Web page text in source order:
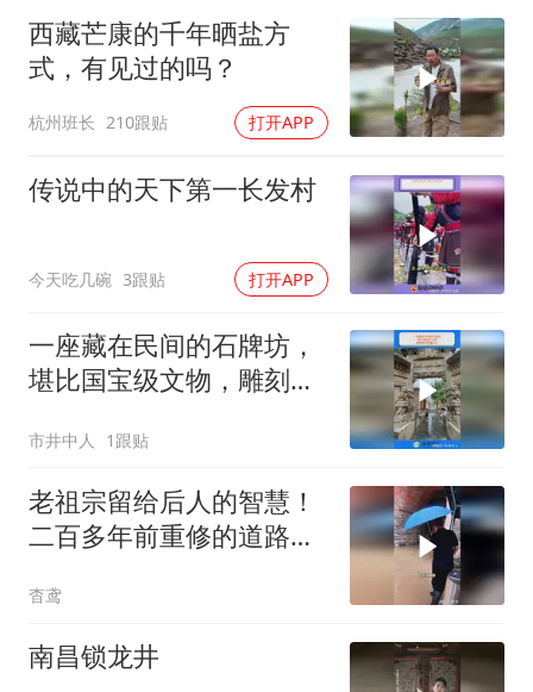
西藏芒康的千年晒盐方
式，有见过的吗？
杭州班长 210跟贴 打开APP
传说中的天下第一长发村
今天吃几碗 3跟贴 打开APP
一座藏在民间的石牌坊，
堪比国宝级文物，雕刻精
市井中人 1跟贴
老祖宗留给后人的智慧！
二百多年前重修的道路至
杳鸢
南昌锁龙井